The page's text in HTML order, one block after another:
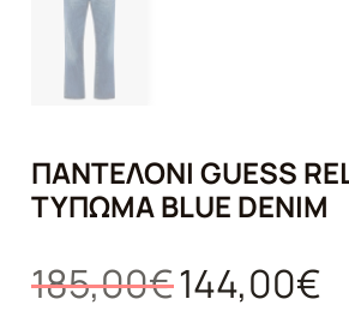
ΠΑΝΤΕΛΌΝΙ GUESS
ΤΎΠΩΜΑ BLUE DENIM
185,00€ Original
price
144,00€